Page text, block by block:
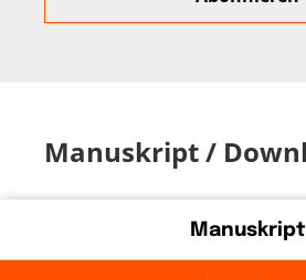
Manuskript /
Manuskript